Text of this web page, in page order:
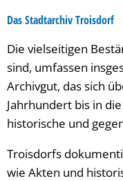
Das Stadtarchiv Troisdorf
Die vielseitigen
sind, umfassen
Archivgut, das sich
Jahrhundert bis in
historische und
Troisdorfs
wie Akten und